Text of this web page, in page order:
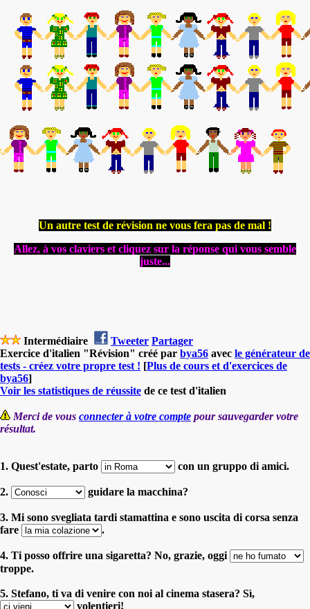
Un autre test de révision ne vous fera pas de mal !
Allez, à vos claviers et cliquez sur la réponse qui vous semble
juste...
Intermédiaire Tweeter Partager
Exercice d'italien "Révision" créé par bya56 avec le générateur de
tests - créez votre propre test ! [Plus de cours et d'exercices de
bya56]
Voir les statistiques de réussite de ce test d'italien
Merci de vous connecter à votre compte pour sauvegarder votre
résultat.
1. Quest'estate, parto con un gruppo di amici.
2. guidare la macchina?
3. Mi sono svegliata tardi stamattina e sono uscita di corsa senza
fare
.
4. Ti posso offrire una sigaretta? No, grazie, oggi
troppe.
5. Stefano, ti va di venire con noi al cinema stasera? Sì,
volentieri!